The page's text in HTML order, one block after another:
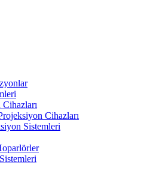
Cihazları
Sistemleri